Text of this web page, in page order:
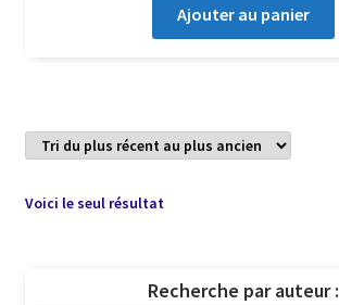
Ajouter au panier
Voici le seul résultat
Recherche par auteur :